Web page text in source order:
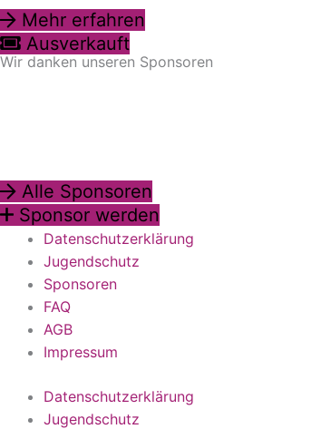
Mehr erfahren
Ausverkauft
Wir danken unseren Sponsoren
Alle Sponsoren
Sponsor werden
Datenschutzerklärung
Jugendschutz
Sponsoren
FAQ
AGB
Impressum
Datenschutzerklärung
Jugendschutz